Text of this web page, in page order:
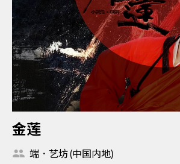
金莲
端．艺坊 (中国内地)